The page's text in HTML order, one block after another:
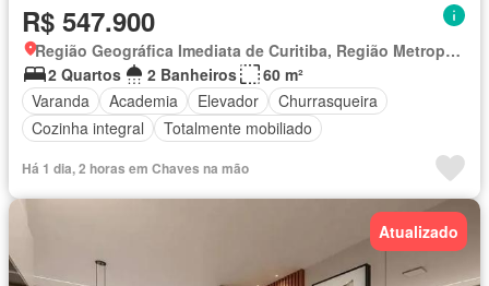
R$ 547.900
Região Geográfica Imediata de Curitiba, Região Metropolitana de Curitiba
2 Quartos
2 Banheiros
60 m²
Varanda
Academia Elevador
Churrasqueira
Cozinha integral
Totalmente mobiliado
Há 1 dia, 2 horas em Chaves na mão
Atualizado